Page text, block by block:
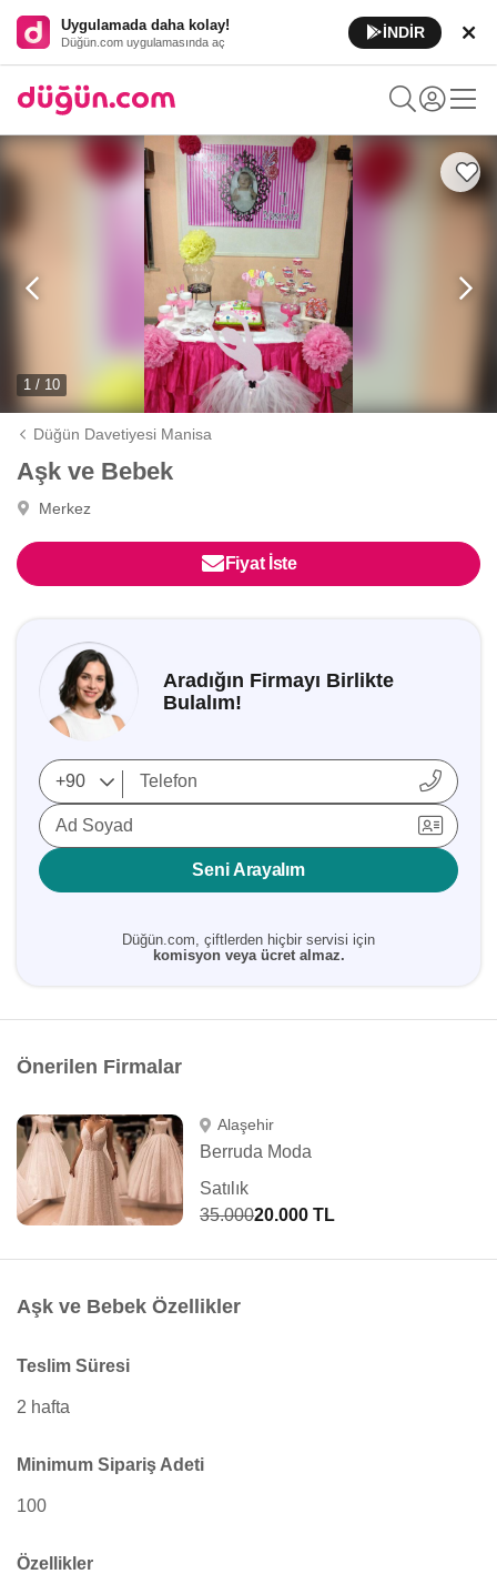
Uygulamada daha kolay!
Düğün.com uygulamasında aç
İNDİR
1 / 10
Düğün Davetiyesi Manisa
Aşk ve Bebek
Merkez
Fiyat İste
Aradığın Firmayı Birlikte
Bulalım!
Ad Soyad
Seni Arayalım
Düğün.com, çiftlerden hiçbir servisi için
komisyon veya ücret almaz.
Önerilen Firmalar
Alaşehir
Berruda Moda
Satılık
35.00020.000 TL
Aşk ve Bebek Özellikler
Teslim Süresi
2 hafta
Minimum Sipariş Adeti
100
Özellikler